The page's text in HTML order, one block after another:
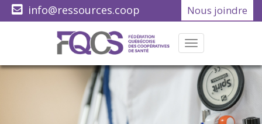
Nous joindre
info@ressources.coop
(418) 622-1001
Menu